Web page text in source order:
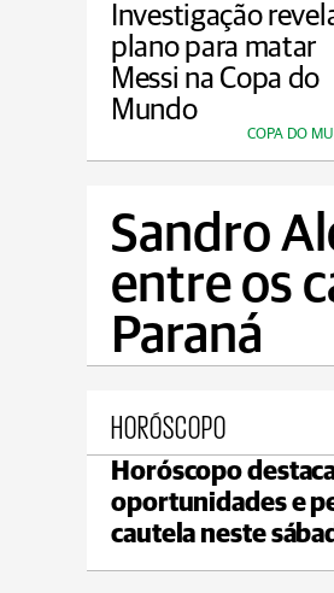
Investigação
plano para matar
Messi na Copa do
Mundo
COPA DO
Sandro
entre os
Paraná
HORÓSCOPO
Horóscopo
oportunidades e
cautela neste
Castro
max